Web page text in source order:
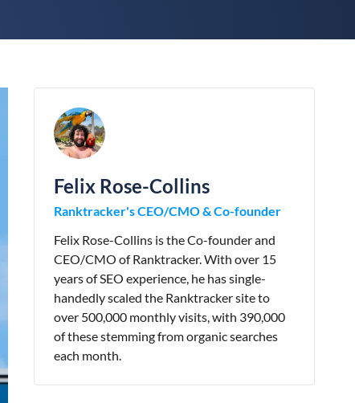
Felix Rose-Collins
Ranktracker's CEO/CMO & Co-founder
Felix Rose-Collins is the Co-founder and
CEO/CMO of Ranktracker. With over 15
years of SEO experience, he has single-
handedly scaled the Ranktracker site to
over 500,000 monthly visits, with 390,000
of these stemming from organic searches
each month.